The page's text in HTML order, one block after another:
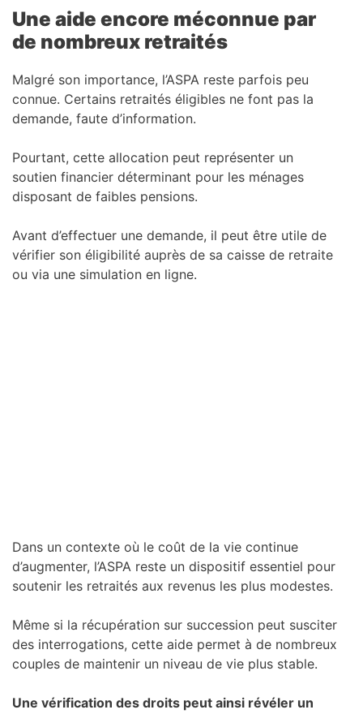
Une aide encore méconnue par
de nombreux retraités
Malgré son importance, l’ASPA reste parfois peu
connue. Certains retraités éligibles ne font pas la
demande, faute d’information.
Pourtant, cette allocation peut représenter un
soutien financier déterminant pour les ménages
disposant de faibles pensions.
Avant d’effectuer une demande, il peut être utile de
vérifier son éligibilité auprès de sa caisse de retraite
ou via une simulation en ligne.
Dans un contexte où le coût de la vie continue
d’augmenter, l’ASPA reste un dispositif essentiel pour
soutenir les retraités aux revenus les plus modestes.
Même si la récupération sur succession peut susciter
des interrogations, cette aide permet à de nombreux
couples de maintenir un niveau de vie plus stable.
Une vérification des droits peut ainsi révéler un